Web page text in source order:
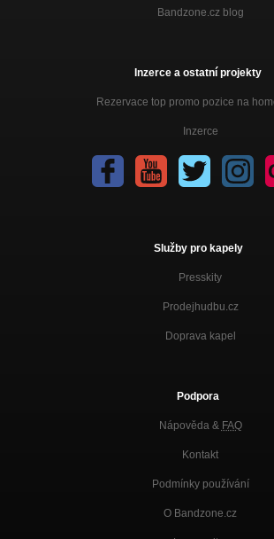
Bandzone.cz blog
Inzerce a ostatní projekty
Rezervace top promo pozice na
Inzerce
Služby pro kapely
Presskity
Prodejhudbu.cz
Doprava kapel
Podpora
Nápověda & FAQ
Kontakt
Podmínky používání
O Bandzone.cz